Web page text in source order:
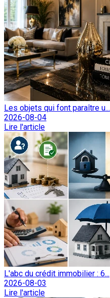
Les objets qui font paraître u...
2026-08-04
Lire l'article
L'abc du crédit immobilier : 6...
2026-08-03
Lire l'article